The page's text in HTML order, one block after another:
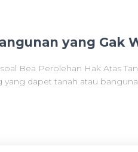
yang Gak
Bea Perolehan Hak Atas
dapet tanah atau